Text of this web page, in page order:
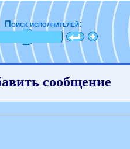
Поиск исполнителей:
сообщение